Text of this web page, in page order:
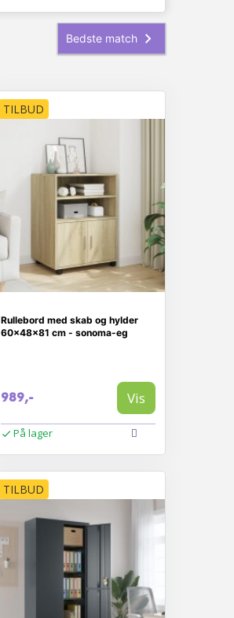
TILBUD
Rullebord med skab og hylder
60×48×81 cm - sonoma-eg
989,- Vis
På lager
TILBUD